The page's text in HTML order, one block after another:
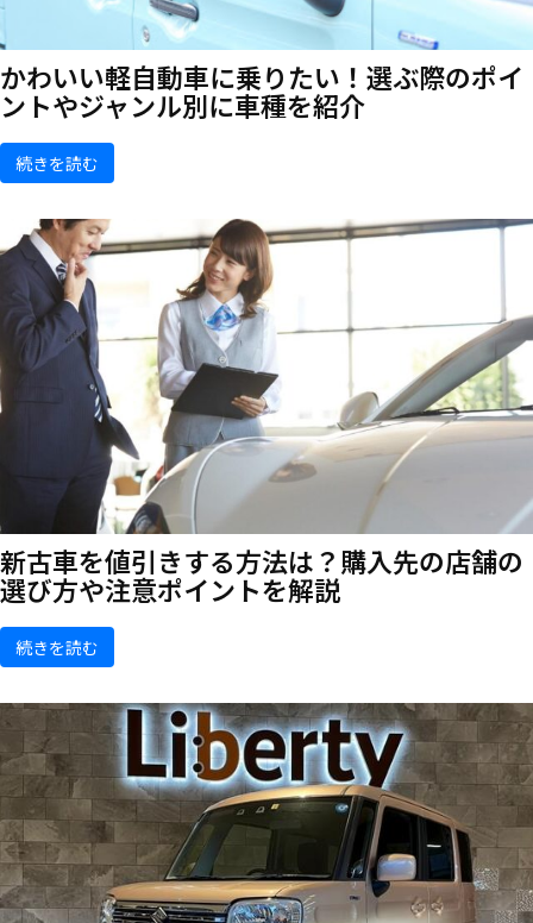
かわいい軽自動車に乗りたい！選ぶ際のポイ
ントやジャンル別に車種を紹介
続きを読む
新古車を値引きする方法は？購入先の店舗の
選び方や注意ポイントを解説
続きを読む